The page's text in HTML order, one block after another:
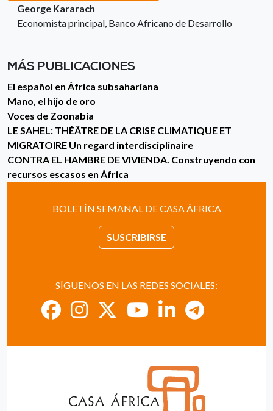
George Kararach
Economista principal, Banco Africano de Desarrollo
MÁS PUBLICACIONES
El español en África subsahariana
Mano, el hijo de oro
Voces de Zoonabia
LE SAHEL: THÉÂTRE DE LA CRISE CLIMATIQUE ET
MIGRATOIRE Un regard interdisciplinaire
CONTRA EL HAMBRE DE VIVIENDA. Construyendo con
recursos escasos en África
BOLETÍN SEMANAL DE CASA ÁFRICA
SUSCRIBIRSE
SÍGUENOS EN LAS REDES SOCIALES: